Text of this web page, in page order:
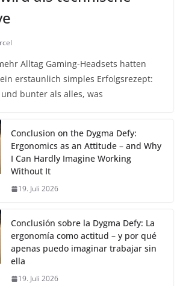
Alltag Gaming-Headsets hatten
erstaunlich simples Erfolgsrezept:
bunter als alles, was
Conclusion on the Dygma Defy:
Ergonomics as an Attitude – and Why
I Can Hardly Imagine Working
Without It
19. Juli 2026
Conclusión sobre la Dygma Defy: La
ergonomía como actitud – y por qué
apenas puedo imaginar trabajar sin
ella
19. Juli 2026